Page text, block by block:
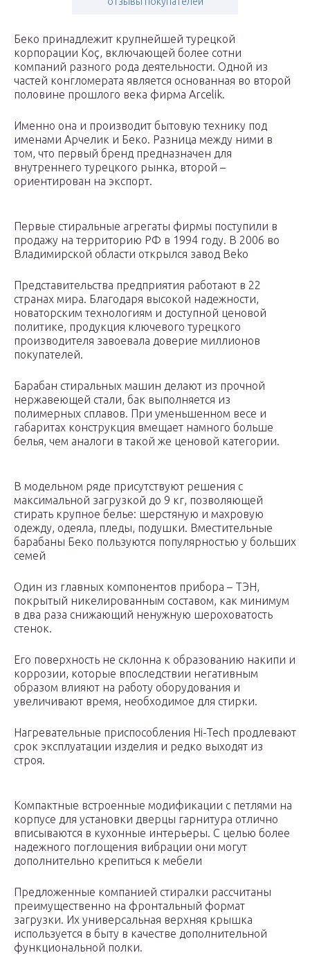
Беко принадлежит крупнейшей турецкой
корпорации Koç, включающей более сотни
компаний разного рода деятельности. Одной из
частей конгломерата является основанная во второй
половине прошлого века фирма Arcelik.
Именно она и производит бытовую технику под
именами Арчелик и Беко. Разница между ними в
том, что первый бренд предназначен для
внутреннего турецкого рынка, второй –
ориентирован на экспорт.
Первые стиральные агрегаты фирмы поступили в
продажу на территорию РФ в 1994 году. В 2006 во
Владимирской области открылся завод Beko
Представительства предприятия работают в 22
странах мира. Благодаря высокой надежности,
новаторским технологиям и доступной ценовой
политике, продукция ключевого турецкого
производителя завоевала доверие миллионов
покупателей.
Барабан стиральных машин делают из прочной
нержавеющей стали, бак выполняется из
полимерных сплавов. При уменьшенном весе и
габаритах конструкция вмещает намного больше
белья, чем аналоги в такой же ценовой категории.
В модельном ряде присутствуют решения с
максимальной загрузкой до 9 кг, позволяющей
стирать крупное белье: шерстяную и махровую
одежду, одеяла, пледы, подушки. Вместительные
барабаны Беко пользуются популярностью у больших
семей
Один из главных компонентов прибора – ТЭН,
покрытый никелированным составом, как минимум
в два раза снижающий ненужную шероховатость
стенок.
Его поверхность не склонна к образованию накипи и
коррозии, которые впоследствии негативным
образом влияют на работу оборудования и
увеличивают время, необходимое для стирки.
Нагревательные приспособления Hi-Tech продлевают
срок эксплуатации изделия и редко выходят из
строя.
Компактные встроенные модификации с петлями на
корпусе для установки дверцы гарнитура отлично
вписываются в кухонные интерьеры. С целью более
надежного поглощения вибрации они могут
дополнительно крепиться к мебели
Предложенные компанией стиралки рассчитаны
преимущественно на фронтальный формат
загрузки. Их универсальная верхняя крышка
используется в быту в качестве дополнительной
функциональной полки.